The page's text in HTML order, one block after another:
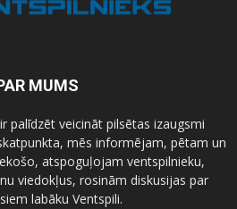
MUMS
palīdzēt veicināt pilsētas izaugsmi
mēs informējam, pētam un
atspoguļojam ventspilnieku,
viedokļus, rosinām diskusijas par
labāku Ventspili.